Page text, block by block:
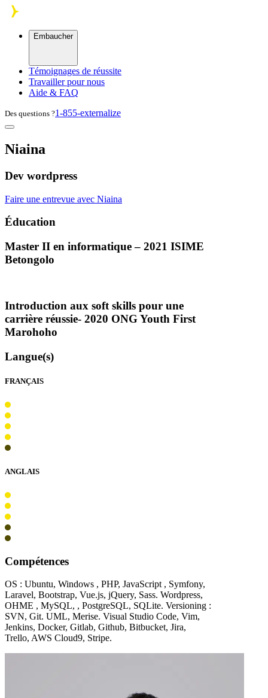
Skip to main content
Embaucher
Témoignages de réussite
Travailler pour nous
Aide & FAQ
Des questions ?1-855-externalize
Niaina
Dev wordpress
Faire une entrevue avec Niaina
Éducation
Master II en informatique – 2021 ISIME
Betongolo
Introduction aux soft skills pour une
carrière réussie- 2020 ONGYouth First
Marohoho
Langue(s)
FRANÇAIS
ANGLAIS
Compétences
OS : Ubuntu, Windows , PHP, JavaScript , Symfony,
Laravel, Bootstrap, Vue.js, jQuery, Sass. Wordpress,
OHME , MySQL, , PostgreSQL, SQLite. Versioning :
SVN, Git. UML, Merise. Visual Studio Code, Vim,
Jenkins, Docker, Gitlab, Github, Bitbucket, Jira,
Trello, AWS Cloud9, Stripe.